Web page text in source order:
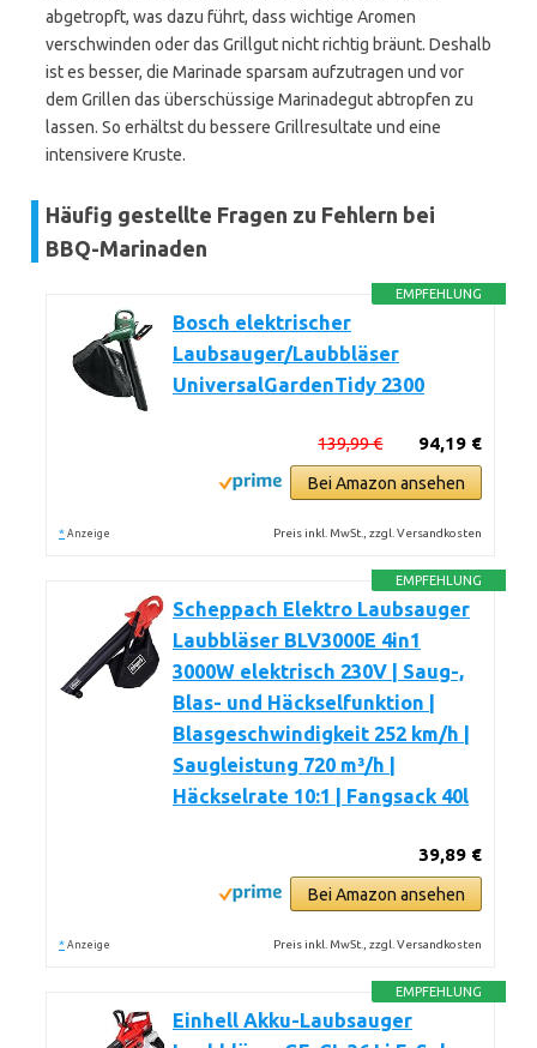
abgetropft, was dazu führt, dass wichtige Aromen
verschwinden oder das Grillgut nicht richtig bräunt. Deshalb
ist es besser, die Marinade sparsam aufzutragen und vor
dem Grillen das überschüssige Marinadegut abtropfen zu
lassen. So erhältst du bessere Grillresultate und eine
intensivere Kruste.
Häufig gestellte Fragen zu Fehlern bei
BBQ-Marinaden
EMPFEHLUNG
Bosch elektrischer
Laubsauger/Laubbläser
UniversalGardenTidy 2300
94,19 €
139,99 €
Bei Amazon ansehen
* Anzeige Preis inkl. MwSt., zzgl. Versandkosten
EMPFEHLUNG
Scheppach Elektro Laubsauger
Laubbläser BLV3000E 4in1
3000W elektrisch 230V | Saug-,
Blas- und Häckselfunktion |
Blasgeschwindigkeit 252 km/h |
Saugleistung 720 m³/h |
Häckselrate 10:1 | Fangsack 40l
39,89 €
Bei Amazon ansehen
* Anzeige Preis inkl. MwSt., zzgl. Versandkosten
EMPFEHLUNG
Einhell Akku-Laubsauger